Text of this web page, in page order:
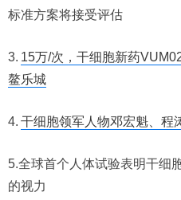
标准方案将接受评估
3. 15万/次，干细胞新药
鳌乐城
4. 干细胞领军人物邓宏魁、程
5.全球首个人体试验表明干细
的视力